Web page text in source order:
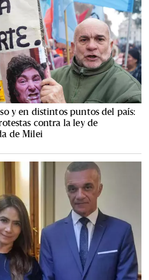
y en distintos puntos del país:
contra la ley de
de Milei